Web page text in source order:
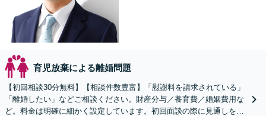
育児放棄による離婚問題
【初回相談30分無料】【相談件数豊富】「慰謝料を請求されている」
「離婚したい」などご相談ください。財産分与／養育費／婚姻費用な
ど。料金は明確に細かく設定しています。初回面談の際に見通しをお